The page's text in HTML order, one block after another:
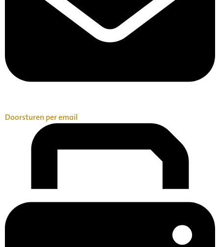
Doorsturen per email